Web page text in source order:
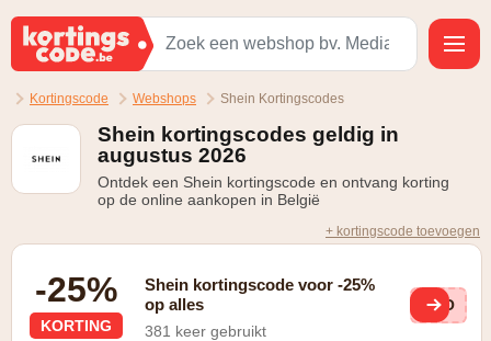
Kortingscode Webshops Shein Kortingscodes
Shein kortingscodes geldig in
augustus 2026
Ontdek een Shein kortingscode en ontvang korting
op de online aankopen in België
+ kortingscode toevoegen
-25%
KORTING
Shein kortingscode voor -25%
op alles
381 keer gebruikt
SHO